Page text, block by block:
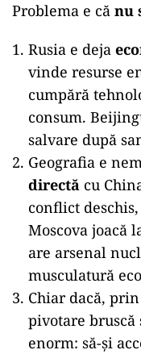
Problema e că nu
Rusia e deja
vinde resurse
cumpără
consum.
salvare după
Geografia e
directă cu
conflict
Moscova joacă
are arsenal
musculatură
Chiar dacă,
pivotare
enorm: să-și